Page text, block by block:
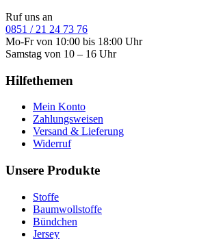
Ruf uns an
0851 / 21 24 73 76
Mo-Fr von 10:00 bis 18:00 Uhr
Samstag von 10 – 16 Uhr
Hilfethemen
Mein Konto
Zahlungsweisen
Versand & Lieferung
Widerruf
Unsere Produkte
Stoffe
Baumwollstoffe
Bündchen
Jersey